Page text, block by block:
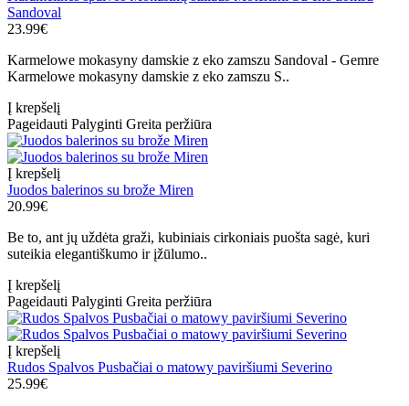
Sandoval
23.99€
Karmelowe mokasyny damskie z eko zamszu Sandoval - Gemre
Karmelowe mokasyny damskie z eko zamszu S..
Į krepšelį
Pageidauti Palyginti Greita peržiūra
Į krepšelį
Juodos balerinos su brože Miren
20.99€
Be to, ant jų uždėta graži, kubiniais cirkoniais puošta sagė, kuri
suteikia elegantiškumo ir įžūlumo..
Į krepšelį
Pageidauti Palyginti Greita peržiūra
Į krepšelį
Rudos Spalvos Pusbačiai o matowy paviršiumi Severino
25.99€